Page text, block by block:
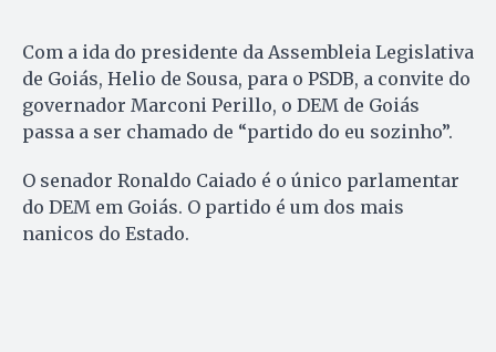
Com a ida do presidente da Assembleia Legislativa
de Goiás, Helio de Sousa, para o PSDB, a convite do
governador Marconi Perillo, o DEM de Goiás
passa a ser chamado de “partido do eu sozinho”.
O senador Ronaldo Caiado é o único parlamentar
do DEM em Goiás. O partido é um dos mais
nanicos do Estado.